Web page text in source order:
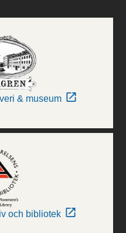
& museum
och bibliotek